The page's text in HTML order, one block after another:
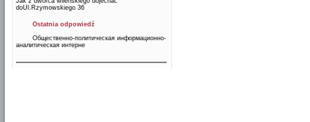
doUl.Rzymowskiego 36
Ostatnia odpowiedź
Общественно-политическая информационно-
аналитическая интерне